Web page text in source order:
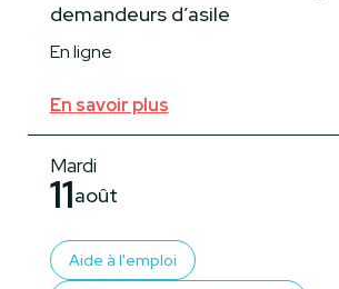
demandeurs d’asile
En ligne
En savoir plus
Mardi
11août
Aide à l'emploi